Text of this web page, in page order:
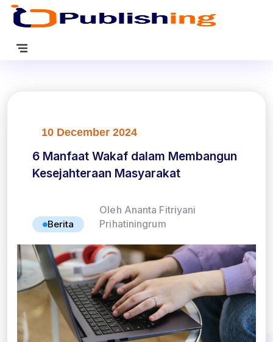
10 December 2024
6 Manfaat Wakaf dalam Membangun
Kesejahteraan Masyarakat
Berita
Oleh Ananta Fitriyani
Prihatiningrum